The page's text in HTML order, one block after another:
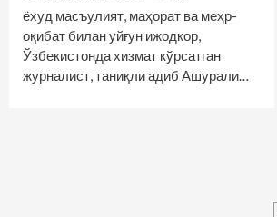
ёхуд масъулият, маҳорат ва меҳр-
оқибат билан уйғун ижодкор,
Ўзбекистонда хизмат кўрсатган
журналист, таниқли адиб Ашурали…